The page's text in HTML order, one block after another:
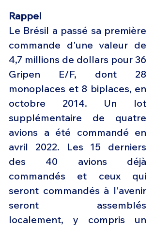
Rappel
Le Brésil a passé sa première
commande d'une valeur de
4,7 millions de dollars pour 36
Gripen E/F, dont 28
monoplaces et 8 biplaces, en
octobre 2014. Un lot
supplémentaire de quatre
avions a été commandé en
avril 2022. Les 15 derniers
des 40 avions déjà
commandés et ceux qui
seront commandés à l'avenir
seront assemblés
localement, y compris un